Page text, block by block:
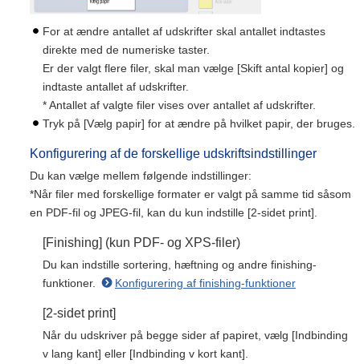
For at ændre antallet af udskrifter skal antallet indtastes
direkte med de numeriske taster.
Er der valgt flere filer, skal man vælge [Skift antal kopier] og
indtaste antallet af udskrifter.
* Antallet af valgte filer vises over antallet af udskrifter.
Tryk på [Vælg papir] for at ændre på hvilket papir, der bruges.
Konfigurering af de forskellige udskriftsindstillinger
Du kan vælge mellem følgende indstillinger:
*Når filer med forskellige formater er valgt på samme tid såsom
en PDF-fil og JPEG-fil, kan du kun indstille [2-sidet print].
[Finishing] (kun PDF- og XPS-filer)
Du kan indstille sortering, hæftning og andre finishing-
funktioner.
Konfigurering af finishing-funktioner
[2-sidet print]
Når du udskriver på begge sider af papiret, vælg [Indbinding
v lang kant] eller [Indbinding v kort kant].